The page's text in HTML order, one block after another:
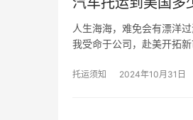
人生海海，难免会有漂洋
我受命于公司，赴美开拓
托运须知 2024年10月31日